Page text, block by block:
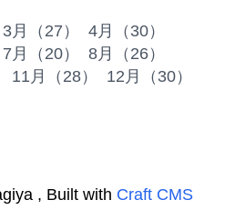
3月（27）
4月（30）
7月（20）
8月（26）
11月（28） 12月（30）
, Built with Craft CMS